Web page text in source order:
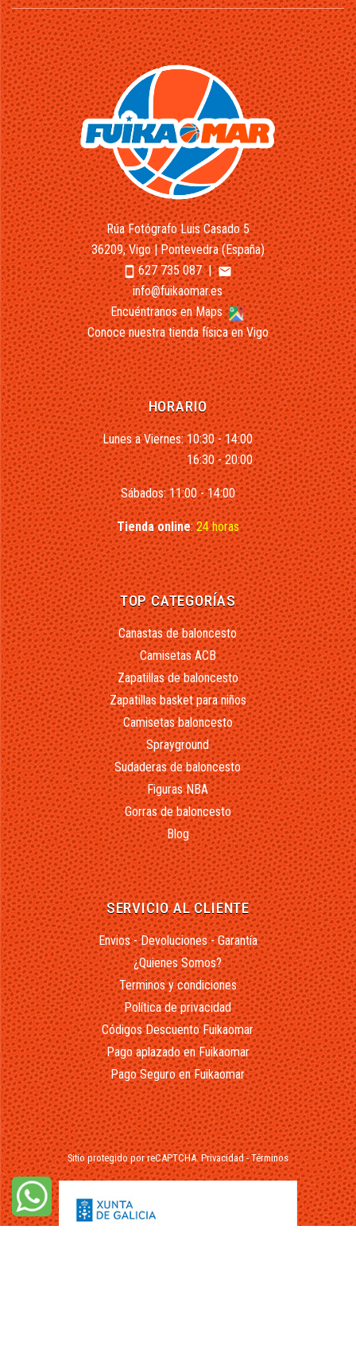
Rúa Fotógrafo Luis Casado 5
36209, Vigo | Pontevedra (España)
smartphone627 735 087|email
info@fuikaomar.es
Encuéntranos en Maps
Conoce nuestra tienda física en Vigo
HORARIO
Lunes a Viernes: 10:30 - 14:00
16:30 - 20:00
Sábados: 11:00 - 14:00
Tienda online:24 horas
TOP CATEGORÍAS
Canastas de baloncesto
Camisetas ACB
Zapatillas de baloncesto
Zapatillas basket para niños
Camisetas baloncesto
Sprayground
Sudaderas de baloncesto
Figuras NBA
Gorras de baloncesto
Blog
SERVICIO AL CLIENTE
Envios - Devoluciones - Garantía
¿Quienes Somos?
Terminos y condiciones
Política de privacidad
Códigos Descuento Fuikaomar
Pago aplazado en Fuikaomar
Pago Seguro en Fuikaomar
Sitio protegido por reCAPTCHA.Privacidad-Términos